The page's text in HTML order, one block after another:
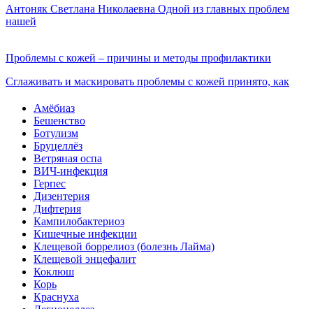
Антоняк Светлана Николаевна Одной из главных проблем
нашей
Проблемы с кожей – причины и методы профилактики
Сглаживать и маскировать проблемы с кожей принято, как
Амёбиаз
Бешенство
Ботулизм
Бруцеллёз
Ветряная оспа
ВИЧ-инфекция
Герпес
Дизентерия
Дифтерия
Кампилобактериоз
Кишечные инфекции
Клещевой боррелиоз (болезнь Лайма)
Клещевой энцефалит
Коклюш
Корь
Краснуха